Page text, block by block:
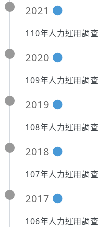
2021
110年人力運用調查
2020
109年人力運用調查
2019
108年人力運用調查
2018
107年人力運用調查
2017
106年人力運用調查